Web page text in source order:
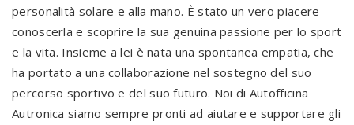
personalità solare e alla mano. È stato un vero piacere
conoscerla e scoprire la sua genuina passione per lo sport
e la vita. Insieme a lei è nata una spontanea empatia, che
ha portato a una collaborazione nel sostegno del suo
percorso sportivo e del suo futuro. Noi di Autofficina
Autronica siamo sempre pronti ad aiutare e supportare gli